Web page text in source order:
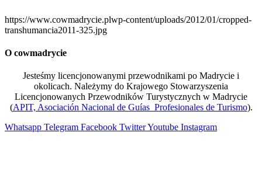
https://www.cowmadrycie.plwp-content/uploads/2012/01/cropped-
transhumancia2011-325.jpg
O cowmadrycie
Jesteśmy licencjonowanymi przewodnikami po Madrycie i
okolicach. Należymy do Krajowego Stowarzyszenia
Licencjonowanych Przewodników Turystycznych w Madrycie
(APIT, Asociación Nacional de Guías Profesionales de Turismo).
Whatsapp Telegram Facebook TwitterYoutube Instagram